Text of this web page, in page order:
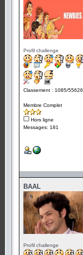
Profil challenge
Classement : 1085/55626
Membre Complet
Hors ligne
Messages: 181
BAAL
Profil challenge